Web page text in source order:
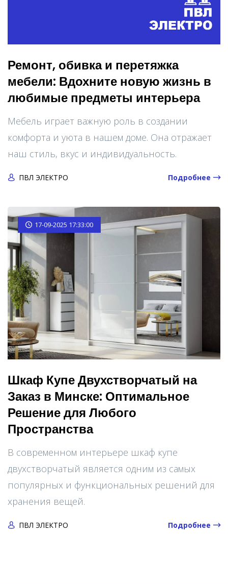
Ремонт, обивка и перетяжка
мебели: Вдохните новую жизнь в
любимые предметы интерьера
Мебель играет важную роль в создании
комфорта и уюта в нашем доме. Она отражает
наш стиль, вкус и индивидуальность.
ПВЛ ЭЛЕКТРО Подробнее
17-09-2025 17:33:00
Шкаф Купе Двухстворчатый на
Заказ в Минске: Оптимальное
Решение для Любого
Пространства
В современном интерьере шкаф купе
двухстворчатый является одним из самых
популярных и функциональных решений для
хранения вещей.
ПВЛ ЭЛЕКТРО Подробнее